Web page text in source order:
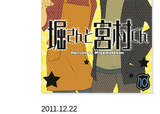
2011.12.22